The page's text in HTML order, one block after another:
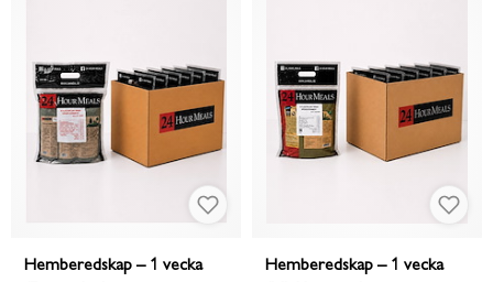
Hemberedskap – 1 vecka
Hemberedskap – 1 vecka